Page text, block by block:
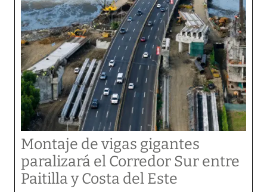
Montaje de vigas gigantes
paralizará el Corredor Sur entre
Paitilla y Costa del Este